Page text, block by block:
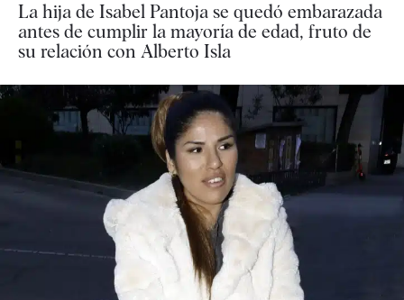
La hija de Isabel Pantoja se quedó embarazada
antes de cumplir la mayoría de edad, fruto de
su relación con Alberto Isla